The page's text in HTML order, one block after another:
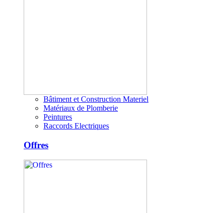
Bâtiment et Construction Materiel
Matériaux de Plomberie
Peintures
Raccords Electriques
Offres